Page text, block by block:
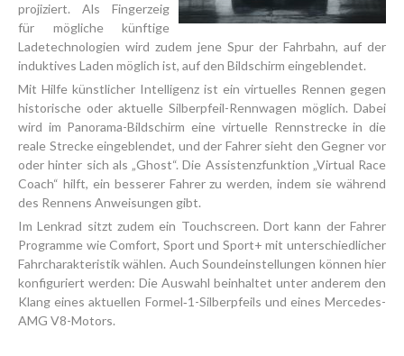
projiziert. Als Fingerzeig
für mögliche künftige
Ladetechnologien wird zudem jene Spur der Fahrbahn, auf der
induktives Laden möglich ist, auf den Bildschirm eingeblendet.
Mit Hilfe künstlicher Intelligenz ist ein virtuelles Rennen gegen
historische oder aktuelle Silberpfeil-Rennwagen möglich. Dabei
wird im Panorama-Bildschirm eine virtuelle Rennstrecke in die
reale Strecke eingeblendet, und der Fahrer sieht den Gegner vor
oder hinter sich als „Ghost“. Die Assistenzfunktion „Virtual Race
Coach“ hilft, ein besserer Fahrer zu werden, indem sie während
des Rennens Anweisungen gibt.
Im Lenkrad sitzt zudem ein Touchscreen. Dort kann der Fahrer
Programme wie Comfort, Sport und Sport+ mit unterschiedlicher
Fahrcharakteristik wählen. Auch Soundeinstellungen können hier
konfiguriert werden: Die Auswahl beinhaltet unter anderem den
Klang eines aktuellen Formel‑1-Silberpfeils und eines Mercedes-
AMG V8-Motors.